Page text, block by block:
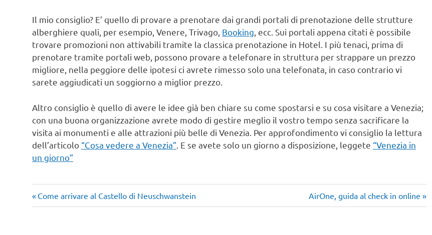
Il mio consiglio? E’ quello di provare a prenotare dai grandi portali di prenotazione delle strutture
alberghiere quali, per esempio, Venere, Trivago, Booking, ecc. Sui portali appena citati è possibile
trovare promozioni non attivabili tramite la classica prenotazione in Hotel. I più tenaci, prima di
prenotare tramite portali web, possono provare a telefonare in struttura per strappare un prezzo
migliore, nella peggiore delle ipotesi ci avrete rimesso solo una telefonata, in caso contrario vi
sarete aggiudicati un soggiorno a miglior prezzo.
Altro consiglio è quello di avere le idee già ben chiare su come spostarsi e su cosa visitare a Venezia;
con una buona organizzazione avrete modo di gestire meglio il vostro tempo senza sacrificare la
visita ai monumenti e alle attrazioni più belle di Venezia. Per approfondimento vi consiglio la lettura
dell’articolo “Cosa vedere a Venezia” . E se avete solo un giorno a disposizione, leggete “Venezia in
un giorno”
Navigazione
Articolo
precedente:
Come arrivare al Castello di Neuschwanstein
Articolo
successivo:
AirOne, guida al check in online